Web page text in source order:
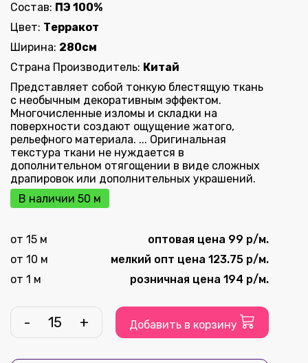
Состав: ПЭ 100%
Цвет: Терракот
Ширина: 280см
Страна Производитель: Китай
Представляет собой тонкую блестящую ткань
с необычным декоративным эффектом.
Многочисленные изломы и складки на
поверхности создают ощущение жатого,
рельефного материала. ... Оригинальная
текстура ткани не нуждается в
дополнительном отягощении в виде сложных
драпировок или дополнительных украшений.
В наличии 50 м
от 15 м
оптовая цена 99 р/м.
от 10 м
мелкий опт цена 123.75 р/м.
от 1 м
розничная цена 194 р/м.
- + Добавить в корзину